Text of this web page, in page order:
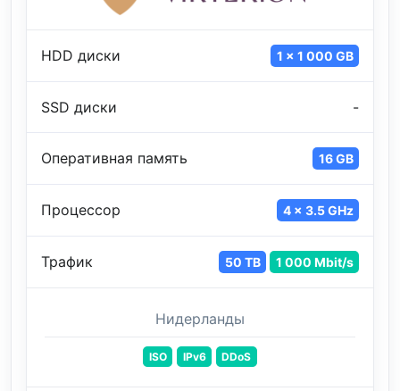
HDD диски 1 x 1 000 GB
SSD диски -
Оперативная память 16 GB
Процессор 4 x 3.5 GHz
Трафик 50 TB 1 000 Mbit/s
Нидерланды
ISO IPv6 DDoS